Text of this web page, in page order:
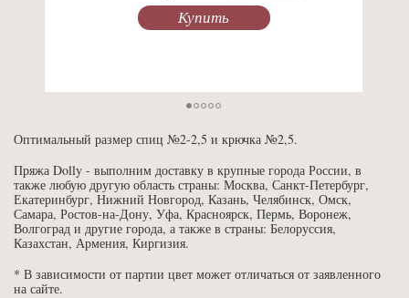
Купить
Оптимальный размер спиц №2-2,5 и крючка №2,5.
Пряжа Dolly - выполним доставку в крупные города России, в
также любую другую область страны: Москва, Санкт-Петербург,
Екатеринбург, Нижний Новгород, Казань, Челябинск, Омск,
Самара, Ростов-на-Дону, Уфа, Красноярск, Пермь, Воронеж,
Волгоград и другие города, а также в страны: Белоруссия,
Казахстан, Армения, Киргизия.
* В зависимости от партии цвет может отличаться от заявленного
на сайте.